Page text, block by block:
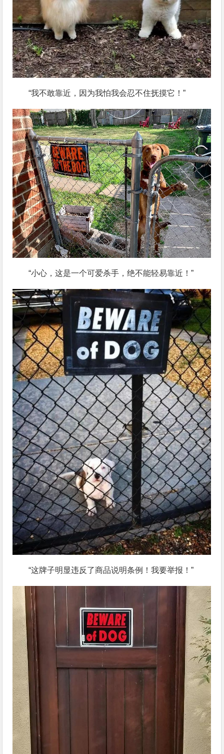
“我不敢靠近，因为我怕我会忍不住抚摸它！”
“小心，这是一个可爱杀手，绝不能轻易靠近！”
“这牌子明显违反了商品说明条例！我要举报！”